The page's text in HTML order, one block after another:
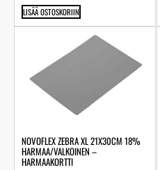
LISÄÄ OSTOSKORIIN
NOVOFLEX ZEBRA XL 21X30CM 18%
HARMAA/VALKOINEN –
HARMAAKORTTI